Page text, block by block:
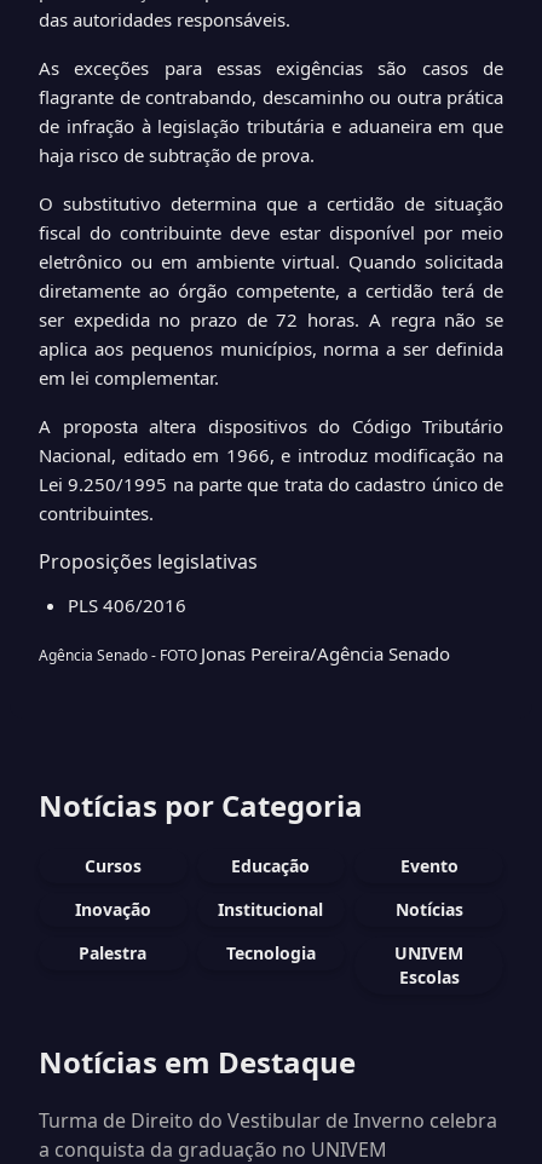
das autoridades responsáveis.
As exceções para essas exigências são casos de
flagrante de contrabando, descaminho ou outra prática
de infração à legislação tributária e aduaneira em que
haja risco de subtração de prova.
O substitutivo determina que a certidão de situação
fiscal do contribuinte deve estar disponível por meio
eletrônico ou em ambiente virtual. Quando solicitada
diretamente ao órgão competente, a certidão terá de
ser expedida no prazo de 72 horas. A regra não se
aplica aos pequenos municípios, norma a ser definida
em lei complementar.
A proposta altera dispositivos do Código Tributário
Nacional, editado em 1966, e introduz modificação na
Lei9.250/1995 na parte que trata do cadastro único de
contribuintes.
Proposições legislativas
PLS 406/2016
Agência Senado - FOTO Jonas Pereira/Agência Senado
Notícias por Categoria
Cursos Educação
Evento
Inovação
Institucional
Notícias
Palestra
Tecnologia
UNIVEM
Escolas
Notícias em Destaque
Turma de Direito do Vestibular de Inverno celebra
a conquista da graduação no UNIVEM